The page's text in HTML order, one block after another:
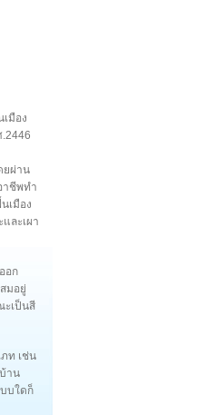
มือง
ยผ่าน
าชีพทำ
เมือง
ละเผา
อก
มอยู่
ะเป็นสี
ท เช่น
าน
บใดก็